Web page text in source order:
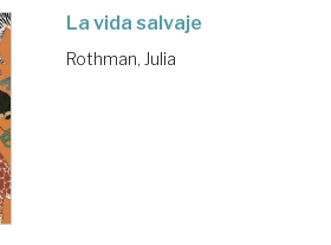
La vida salvaje
Rothman, Julia